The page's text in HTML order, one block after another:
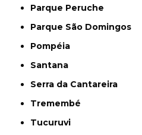
Parque Peruche
Parque São Domingos
Pompéia
Santana
Serra da Cantareira
Tremembé
Tucuruvi